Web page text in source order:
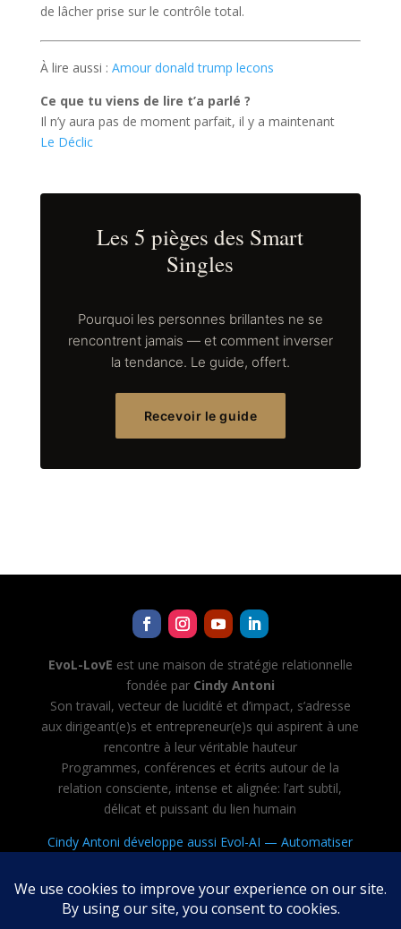
de lâcher prise sur le contrôle total.
À lire aussi : Amour donald trump lecons
Ce que tu viens de lire t’a parlé ?
Il n’y aura pas de moment parfait, il y a maintenant
Le Déclic
Les 5 pièges des Smart
Singles
Pourquoi les personnes brillantes ne se
rencontrent jamais — et comment inverser
la tendance. Le guide, offert.
Recevoir le guide
EvoL-LovE est une maison de stratégie relationnelle
fondée par Cindy Antoni
Son travail, vecteur de lucidité et d’impact, s’adresse
aux dirigeant(e)s et entrepreneur(e)s qui aspirent à une
rencontre à leur véritable hauteur
Programmes, conférences et écrits autour de la
relation consciente, intense et alignée: l’art subtil,
délicat et puissant du lien humain
Cindy Antoni développe aussi Evol-AI — Automatiser
d’agents IA
Mentions légales ·CGV·Politique de confidentialité